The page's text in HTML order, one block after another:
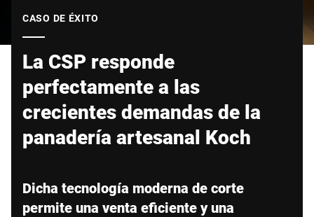
CASO DE ÉXITO
La CSP responde
perfectamente a las
crecientes demandas de la
panadería artesanal Koch
Dicha tecnología moderna de corte
permite una venta eficiente y una